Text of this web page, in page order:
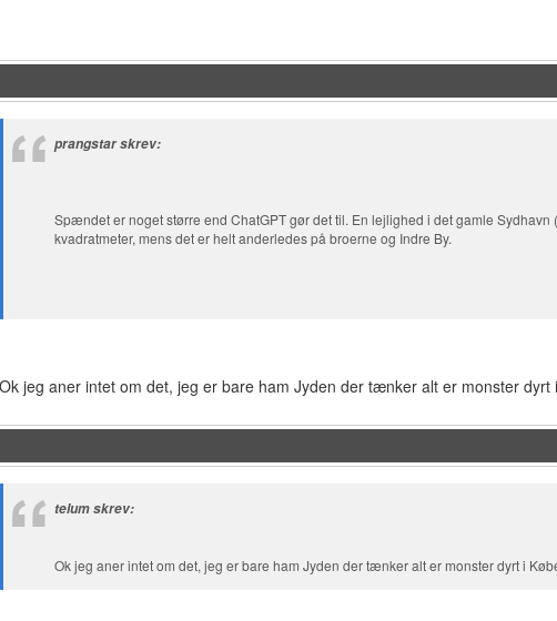
prangstar skrev:
Spændet er noget større end ChatGPT gør det til. En lejlighed i det gamle Sydhavn
kvadratmeter, mens det er helt anderledes på broerne og Indre By.
Ok jeg aner intet om det, jeg er bare ham Jyden der tænker alt er monster dyrt
telum skrev:
Ok jeg aner intet om det, jeg er bare ham Jyden der tænker alt er monster dyrt i